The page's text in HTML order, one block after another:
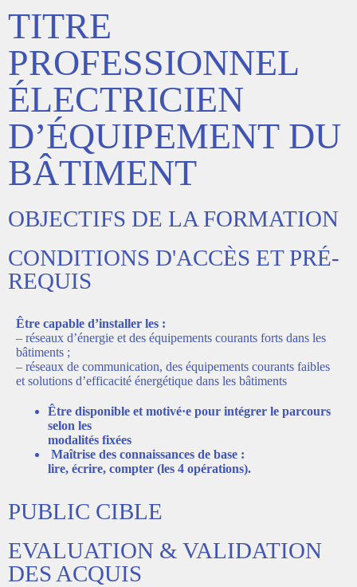
TITRE
PROFESSIONNEL
ÉLECTRICIEN
D’ÉQUIPEMENT DU
BÂTIMENT
OBJECTIFS DE LA FORMATION
CONDITIONS D'ACCÈS ET PRÉ-
REQUIS
Être capable d’installer les :
– réseaux d’énergie et des équipements courants forts dans les
bâtiments ;
– réseaux de communication, des équipements courants faibles
et solutions d’efficacité énergétique dans les bâtiments
Être disponible et motivé·e pour intégrer le parcours
selon les
modalités fixées
Maîtrise des connaissances de base :
lire, écrire, compter (les 4 opérations).
PUBLIC CIBLE
EVALUATION & VALIDATION
DES ACQUIS